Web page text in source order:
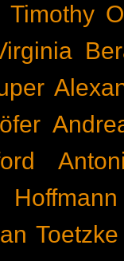
Timothy
Hoffmann
Toetzke